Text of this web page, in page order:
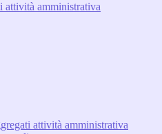
attività amministrativa
attività amministrativa